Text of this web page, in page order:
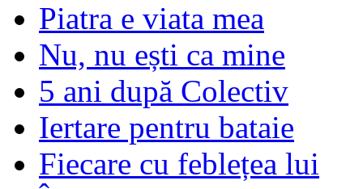
Piatra e viata mea
Nu, nu ești ca mine
5 ani după Colectiv
Iertare pentru bataie
Fiecare cu feblețea lui